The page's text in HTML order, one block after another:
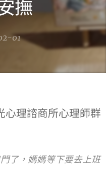
撫
01
心理諮商所心理師群
了，媽媽等下要去上班